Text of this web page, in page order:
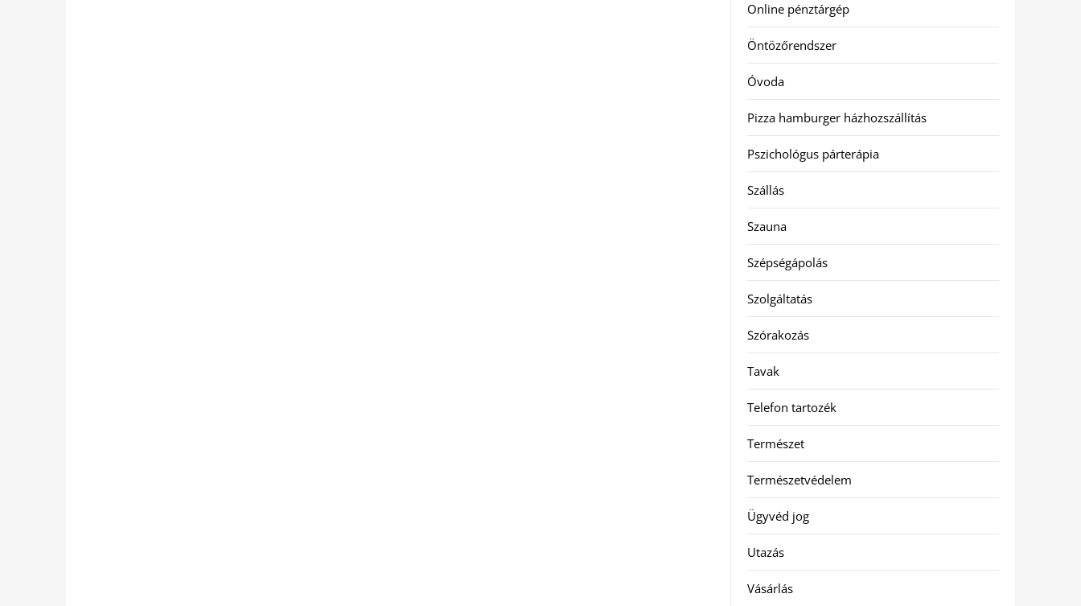
Online pénztárgép
Öntözőrendszer
Óvoda
Pizza hamburger házhozszállítás
Pszichológus párterápia
Szállás
Szauna
Szépségápolás
Szolgáltatás
Szórakozás
Tavak
Telefon tartozék
Természet
Természetvédelem
Ügyvéd jog
Utazás
Vásárlás